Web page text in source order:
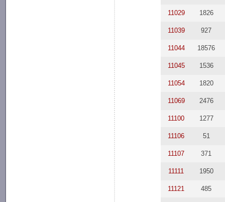
11029 1826
11039 927
11044 18576
11045 1536
11054 1820
11069 2476
11100 1277
11106 51
11107 371
11111 1950
11121 485